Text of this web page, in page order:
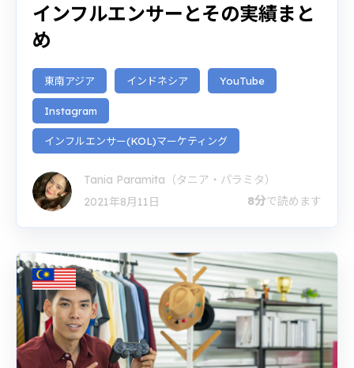
インフルエンサーとその実績まと
め
東南アジア インドネシア YouTube
Instagram
インフルエンサー(KOL)マーケティング
Tania Paramita（タニア・パラミタ）
2021年8月11日
8分で読めます